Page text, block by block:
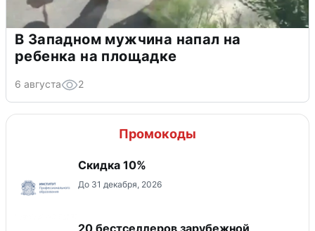
В Западном мужчина напал на
ребенка на площадке
6 августа 2
Промокоды
Скидка 10%
До 31 декабря, 2026
20 бестселлеров зарубежной